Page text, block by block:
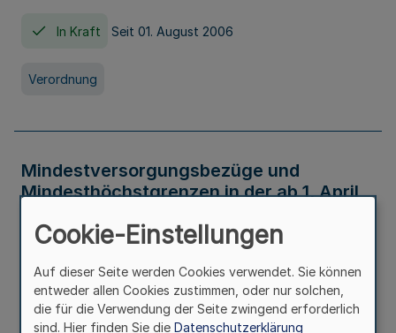
In Kraft Seit 01. August 2006
Verordnung
Mindestversorgungsbezüge und
Mindesthöchstgrenzen in der ab 1. April
Verwaltungsvorschrift
Cookie-Einstellungen
Auf dieser Seite werden Cookies verwendet. Sie können
entweder allen Cookies zustimmen, oder nur solchen,
die für die Verwendung der Seite zwingend erforderlich
sind. Hier finden Sie die Datenschutzerklärung